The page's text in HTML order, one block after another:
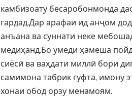
камбизоату бесаробонмонда
гардад.Дар арафаи ид анҷом
анъана ва суннати неке
медиҳанд.Бо умеди ҳамеша
сиёсӣ ва ваҳдати миллӣ бори
самимона табрик гуфта, имону
хонаи обод орзу менамоям.